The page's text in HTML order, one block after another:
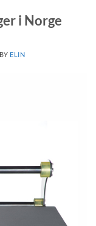
i Norge
BY ELIN